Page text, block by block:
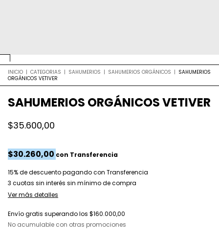
INICIO | CATEGORIAS | SAHUMERIOS | SAHUMERIOS ORGÁNICOS | SAHUMERIOS
ORGÁNICOS VETIVER
SAHUMERIOS ORGÁNICOS VETIVER
$35.600,00
$30.260,00 con Transferencia
15% de descuentopagando con Transferencia
Ver más detalles
Envío gratis superando los $160.000,00
No acumulable con otras promociones